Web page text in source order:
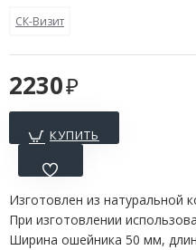
2230
СК-Визит
КУПИТЬ
Изготовлен из натуральной
При изготовлении
Ширина ошейника 50 мм,